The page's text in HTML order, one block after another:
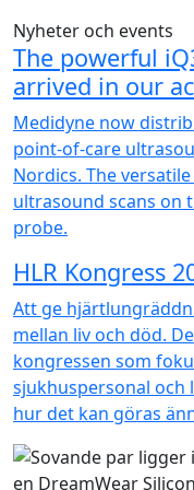
Nyheter och events
The powerful
arrived in our
Medidyne now
point-of-care
Nordics. The
ultrasound scans on
probe.
HLR Kongress
Att ge
mellan liv och död.
kongressen som
sjukhuspersonal
hur det kan göras